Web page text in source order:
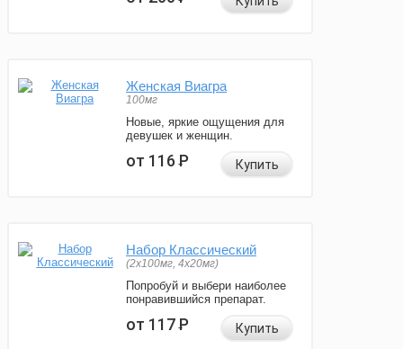
Женская Виагра
100мг
Новые, яркие ощущения для
девушек и женщин.
от 116Р Купить
Набор Классический
(2x100мг, 4x20мг)
Попробуй и выбери наиболее
понравившийся препарат.
от 117Р Купить